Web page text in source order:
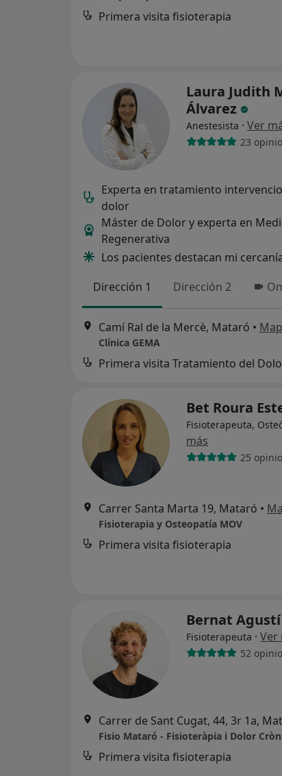
Primera visita fisioterapia
Laura Judith
Álvarez
Anestesista · Ver
23
Experta en tratamiento
dolor
Máster de Dolor y experta en
Regenerativa
Los pacientes destacan mi
Dirección 1
Dirección 2
Camí Ral de la Mercè, Mataró •
Clínica GEMA
Primera visita Tratamiento del
Bet Roura
Fisioterapeuta,
más
25
Carrer Santa Marta 19, Mataró •
Fisioterapia y Osteopatía MOV
Primera visita fisioterapia
Bernat
Fisioterapeuta · Ver
52
Carrer de Sant Cugat, 44, 3r 1a,
Fisio Mataró - Fisioteràpia i Dolor
Primera visita fisioterapia